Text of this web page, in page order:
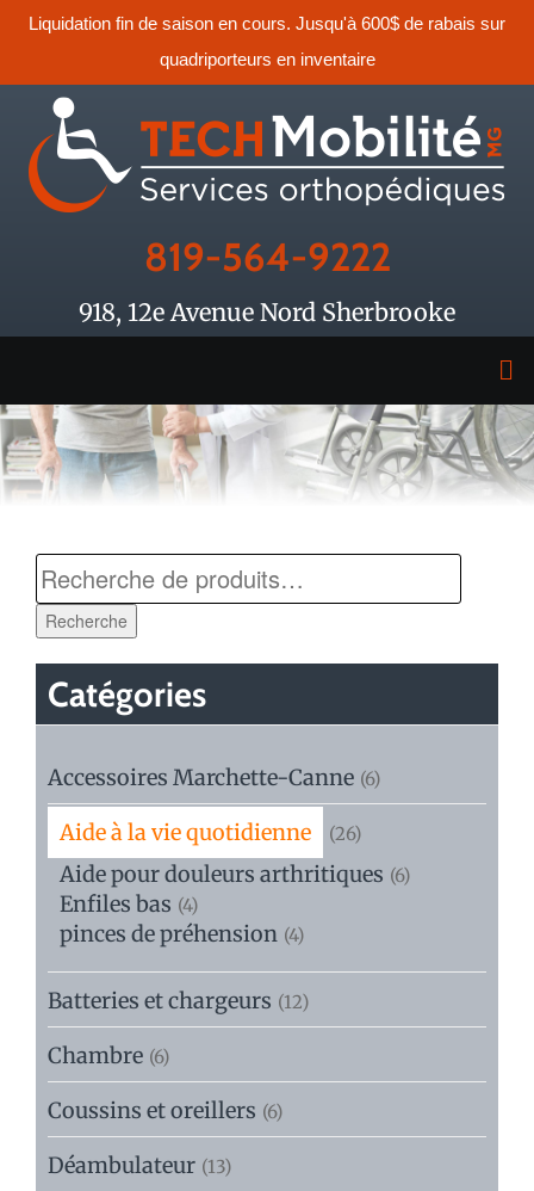
Liquidation fin de saison en cours. Jusqu'à 600$ de rabais sur
quadriporteurs en inventaire
819-564-9222
918, 12e Avenue Nord Sherbrooke
Recherche
Catégories
Accessoires Marchette-Canne (6)
Aide à la vie quotidienne (26)
Aide pour douleurs arthritiques (6)
Enfiles bas (4)
pinces de préhension (4)
Batteries et chargeurs (12)
Chambre (6)
Coussins et oreillers (6)
Déambulateur (13)